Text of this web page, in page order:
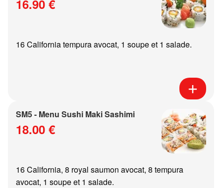
16.90 €
16 California tempura avocat, 1 soupe et 1 salade.
SM5 - Menu Sushi Maki Sashimi
18.00 €
16 California, 8 royal saumon avocat, 8 tempura
avocat, 1 soupe et 1 salade.